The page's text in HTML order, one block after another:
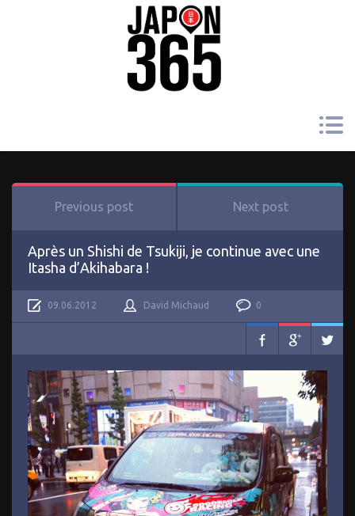
Previous post Next post
Après un Shishi de Tsukiji, je continue avec une
Itasha d’Akihabara !
09.06.2012 David Michaud 0